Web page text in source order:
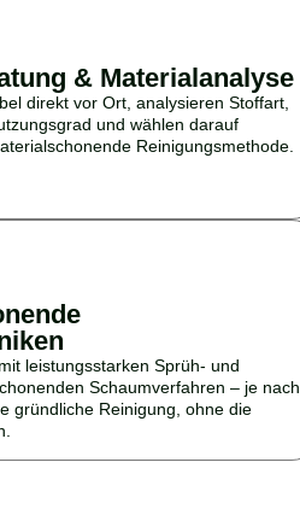
& Materialanalyse
direkt vor Ort, analysieren Stoffart,
und wählen darauf
Reinigungsmethode.
leistungsstarken Sprüh- und
Schaumverfahren – je nach
gründliche Reinigung, ohne die